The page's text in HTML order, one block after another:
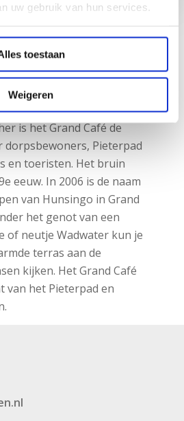
uw gebruik van hun services.
toestaan
Weigeren
ontmoet wadlopers.
is het Grand Café de
Pieterpad
en toeristen. Het bruin
eeuw. In 2006 is de naam
van Hunsingo in Grand
het genot van een
of neutje Wadwater kun je
terras aan de
kijken. Het Grand Café
van het Pieterpad en